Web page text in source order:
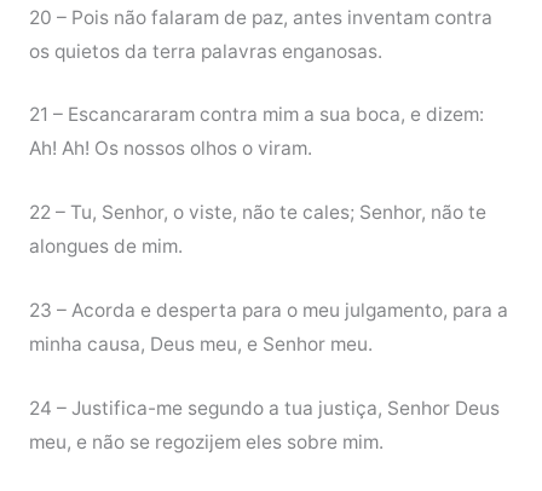
20 – Pois não falaram de paz, antes inventam contra
os quietos da terra palavras enganosas.
21 – Escancararam contra mim a sua boca, e dizem:
Ah! Ah! Os nossos olhos o viram.
22 – Tu, Senhor, o viste, não te cales; Senhor, não te
alongues de mim.
23 – Acorda e desperta para o meu julgamento, para a
minha causa, Deus meu, e Senhor meu.
24 – Justifica-me segundo a tua justiça, Senhor Deus
meu, e não se regozijem eles sobre mim.